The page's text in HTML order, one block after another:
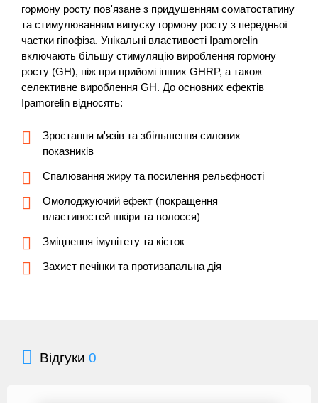
гормону росту пов'язане з придушенням соматостатину
та стимулюванням випуску гормону росту з передньої
частки гіпофіза. Унікальні властивості Ipamorelin
включають більшу стимуляцію вироблення гормону
росту (GH), ніж при прийомі інших GHRP, а також
селективне вироблення GH. До основних ефектів
Ipamorelin відносять:
Зростання м'язів та збільшення силових
показників
Спалювання жиру та посилення рельєфності
Омолоджуючий ефект (покращення
властивостей шкіри та волосся)
Зміцнення імунітету та кісток
Захист печінки та протизапальна дія
Відгуки 0